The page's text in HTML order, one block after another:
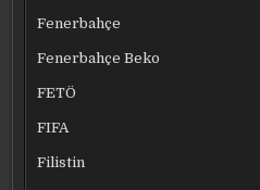
Fenerbahçe
Fenerbahçe Beko
FETÖ
FIFA
Filistin